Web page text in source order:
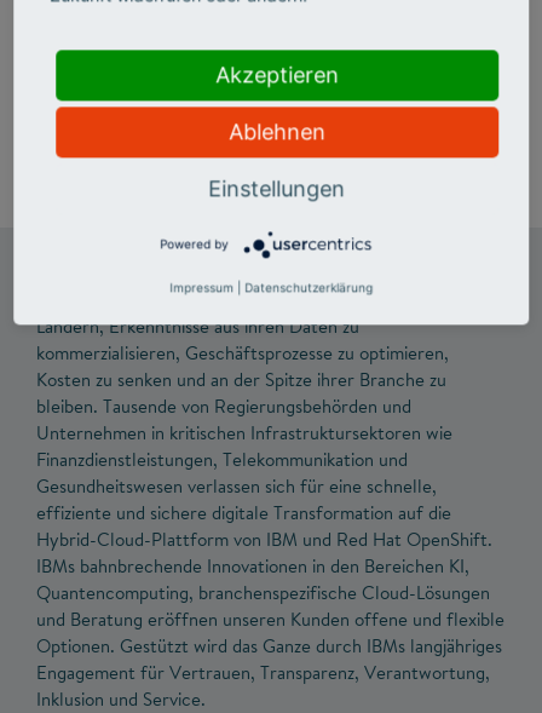
Zukunftsmission Bildung: Allianz für Future
Hybrid Cloud, KI und Beratung. Es hilft Kunden in über 175
Ländern, Erkenntnisse aus ihren Daten zu
kommerzialisieren, Geschäftsprozesse zu optimieren,
Kosten zu senken und an der Spitze ihrer Branche zu
bleiben. Tausende von Regierungsbehörden und
Unternehmen in kritischen Infrastruktursektoren wie
Finanzdienstleistungen, Telekommunikation und
Gesundheitswesen verlassen sich für eine schnelle,
effiziente und sichere digitale Transformation auf die
Hybrid-Cloud-Plattform von IBM und Red Hat OpenShift.
IBMs bahnbrechende Innovationen in den Bereichen KI,
Quantencomputing, branchenspezifische Cloud-Lösungen
und Beratung eröffnen unseren Kunden offene und flexible
Optionen. Gestützt wird das Ganze durch IBMs langjähriges
Engagement für Vertrauen, Transparenz, Verantwortung,
Inklusion und Service.
Akzeptieren
Ablehnen
Einstellungen
Powered by
Impressum Datenschutzerklärung